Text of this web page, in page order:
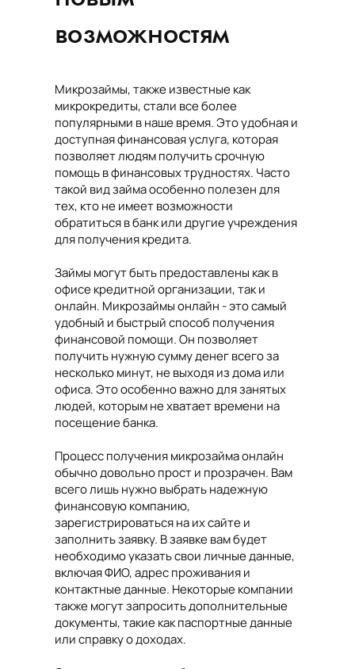
возможностям
Микрозаймы, также известные как
микрокредиты, стали все более
популярными в наше время. Это удобная и
доступная финансовая услуга, которая
позволяет людям получить срочную
помощь в финансовых трудностях. Часто
такой вид займа особенно полезен для
тех, кто не имеет возможности
обратиться в банк или другие учреждения
для получения кредита.
Займы могут быть предоставлены как в
офисе кредитной организации, так и
онлайн. Микрозаймы онлайн - это самый
удобный и быстрый способ получения
финансовой помощи. Он позволяет
получить нужную сумму денег всего за
несколько минут, не выходя из дома или
офиса. Это особенно важно для занятых
людей, которым не хватает времени на
посещение банка.
Процесс получения микрозайма онлайн
обычно довольно прост и прозрачен. Вам
всего лишь нужно выбрать надежную
финансовую компанию,
зарегистрироваться на их сайте и
заполнить заявку. В заявке вам будет
необходимо указать свои личные данные,
включая ФИО, адрес проживания и
контактные данные. Некоторые компании
также могут запросить дополнительные
документы, такие как паспортные данные
или справку о доходах.